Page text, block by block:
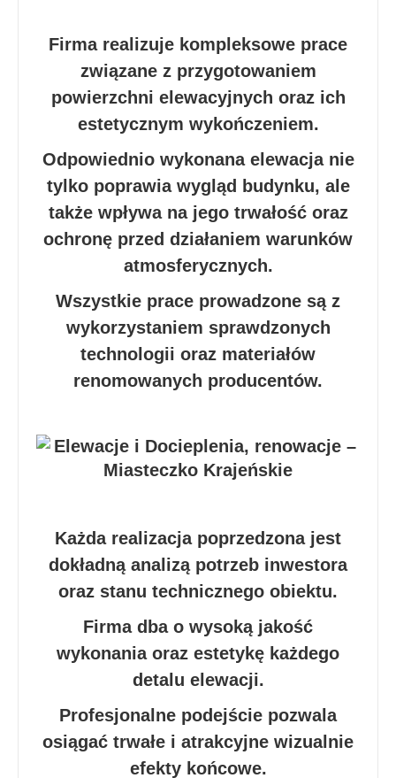
Firma realizuje kompleksowe prace
związane z przygotowaniem
powierzchni elewacyjnych oraz ich
estetycznym wykończeniem.
Odpowiednio wykonana elewacja nie
tylko poprawia wygląd budynku, ale
także wpływa na jego trwałość oraz
ochronę przed działaniem warunków
atmosferycznych.
Wszystkie prace prowadzone są z
wykorzystaniem sprawdzonych
technologii oraz materiałów
renomowanych producentów.
Każda realizacja poprzedzona jest
dokładną analizą potrzeb inwestora
oraz stanu technicznego obiektu.
Firma dba o wysoką jakość
wykonania oraz estetykę każdego
detalu elewacji.
Profesjonalne podejście pozwala
osiągać trwałe i atrakcyjne wizualnie
efekty końcowe.